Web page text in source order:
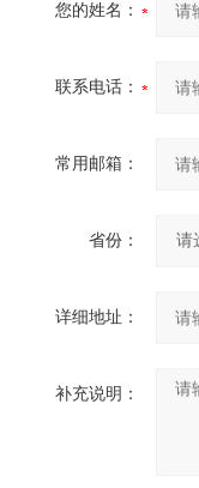
您的姓名：
联系电话：
常用邮箱：
省份：
详细地址：
补充说明：